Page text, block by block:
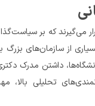
افراد دارای مدرک دکتری معمولاً در جایگاه‌هایی قرار می‌گیرند که بر سیاست‌گذاری،
انتصاب مدیران ارشد یا اعضای هیئت علمی در دانشگاه‌ها، داشتن مدرک دکتری را
الزامی می‌دانند. این امر برگرفته از باور به توانمندی‌های تحلیلی بالا، مهارت